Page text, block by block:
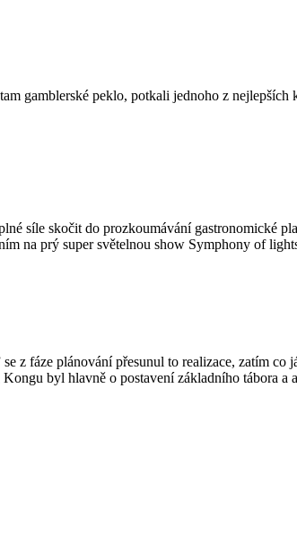
gamblerské peklo, potkali jednoho z
síle skočit do prozkoumávání
na prý super světelnou show Symphony of
z fáze plánování přesunul to realizace, zatím co
byl hlavně o postavení základního tábora a